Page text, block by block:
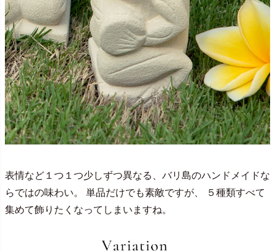
表情など１つ１つ少しずつ異なる、バリ島のハンドメイドな
らではの味わい。 単品だけでも素敵ですが、 ５種類すべて
集めて飾りたくなってしまいますね。